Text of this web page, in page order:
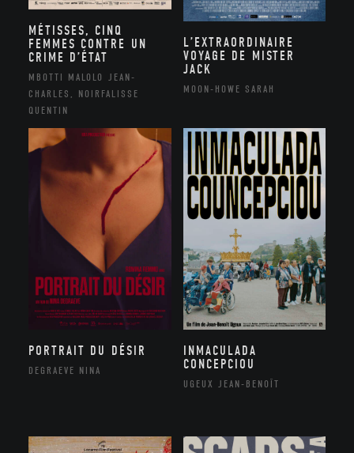
MÉTISSES, CINQ
FEMMES CONTRE UN
CRIME D’ÉTAT
MBOTTI MALOLO JEAN-
CHARLES, NOIRFALISSE
QUENTIN
L’EXTRAORDINAIRE
VOYAGE DE MISTER
JACK
MOON-HOWE SARAH
PORTRAIT DU DÉSIR
DEGRAEVE NINA
INMACULADA
CONCEPCIOU
UGEUX JEAN-BENOÎT